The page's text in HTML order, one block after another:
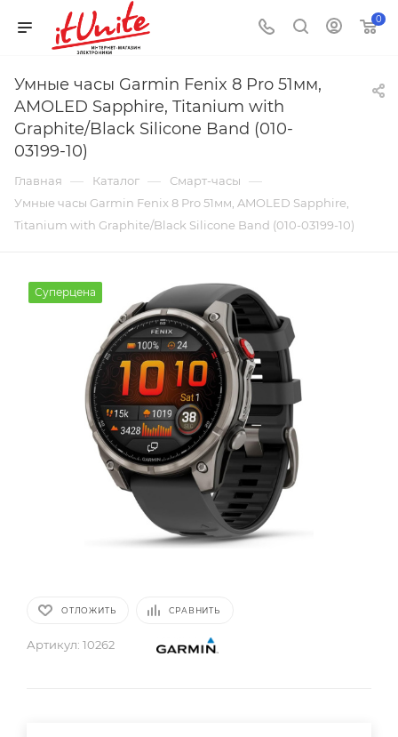
0
Умные часы Garmin Fenix 8 Pro 51мм,
AMOLED Sapphire, Titanium with
Graphite/Black Silicone Band (010-
03199-10)
Главная — Каталог — Смарт-часы —
Умные часы Garmin Fenix 8 Pro 51мм, AMOLED Sapphire,
Titanium with Graphite/Black Silicone Band (010-03199-10)
Суперцена
ОТЛОЖИТЬ СРАВНИТЬ
Артикул: 10262